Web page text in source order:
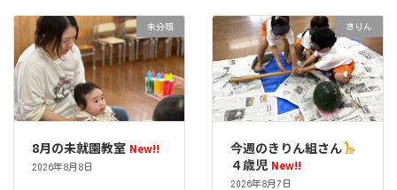
未分類
8月の未就園教室 New!!
2026年8月8日
きりん
今週のきりん組さん
４歳児 New!!
2026年8月7日